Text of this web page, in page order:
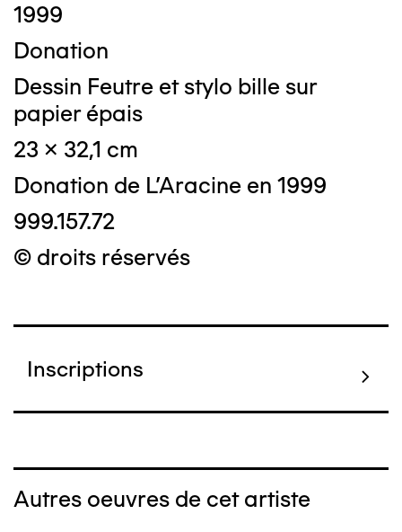
1999
Donation
Dessin Feutre et stylo bille sur
papier épais
23 x 32,1 cm
Donation de L'Aracine en 1999
999.157.72
© droits réservés
Inscriptions
Autres oeuvres de cet artiste